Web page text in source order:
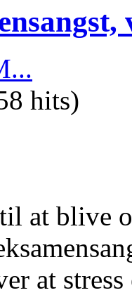
hits)
at blive
at